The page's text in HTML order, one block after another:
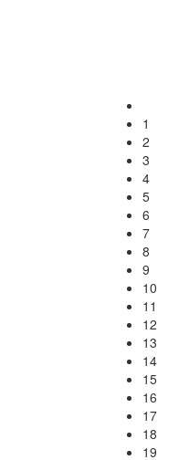
1
2
3
4
5
6
7
8
9
10
11
12
13
14
15
16
17
18
19